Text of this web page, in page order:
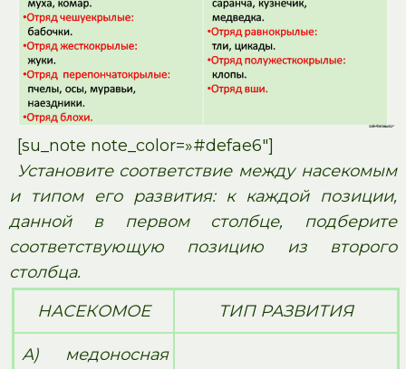
[su_note note_color=»#defae6″]
Установите соответствие между насекомым
и типом его развития: к каждой позиции,
данной в первом столбце, подберите
соответствующую позицию из второго
столбца.
НАСЕКОМОЕ
ТИП РАЗВИТИЯ
А) медоносная